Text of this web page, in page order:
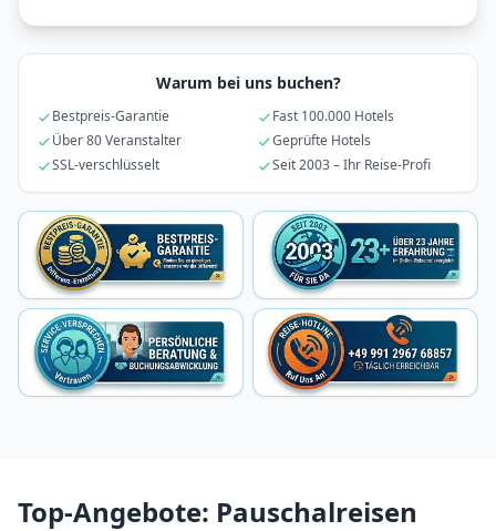
Warum bei uns buchen?
Bestpreis-Garantie
Fast 100.000 Hotels
Über 80 Veranstalter
Geprüfte Hotels
SSL-verschlüsselt
Seit 2003 – Ihr Reise-Profi
Top-Angebote: Pauschalreisen